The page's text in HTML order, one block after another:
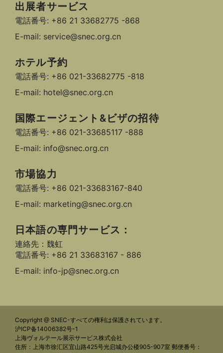
出展者サービス
電話番号: +86 21 33682775 -868
E-mail: service@snec.org.cn
ホテル予約
電話番号: +86 021-33682775 -818
E-mail: hotel@snec.org.cn
国際エージェント&ビザの招待
電話番号: +86 021-33685117 -888
E-mail: info@snec.org.cn
市場協力
電話番号: +86 021-33683167-840
E-mail: marketing@snec.org.cn
日本語の専門サービス：
連絡先：魏虹
電話番号: +86 21 33683167 - 886
E-mail: info-jp@snec.org.cn
Copyright @ SNEC-すべての権利は保護されています。
沪ICP备14006382号-1
上海ヴォルテール展示サービス株式会社
住所：上海市徐汇区宜山路425号光启城办公楼905-907室 郵便番号：